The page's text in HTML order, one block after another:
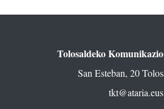
Tolosaldeko
San Esteban, 20
tkt@ataria.eus